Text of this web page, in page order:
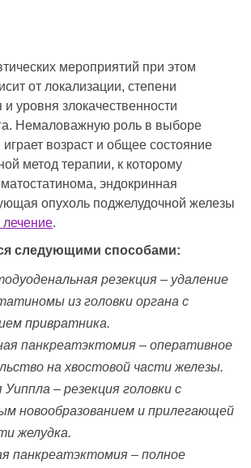
мероприятий при этом
от локализации, степени
уровня злокачественности
Немаловажную роль в выборе
играет возраст и общее состояние
метод терапии, к которому
эндокринная
опухоль поджелудочной железы
лечение.
следующими способами:
резекция – удаление
из головки органа с
привратника.
панкреатэктомия – оперативное
на хвостовой части железы.
– резекция головки с
новообразованием и прилегающей
желудка.
панкреатэктомия – полное